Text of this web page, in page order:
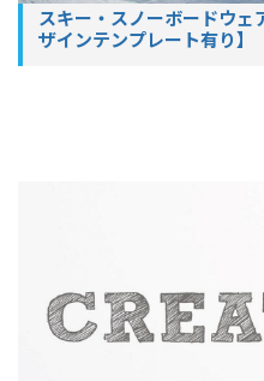
スキー・スノーボードウ
ザインテンプレート有り】